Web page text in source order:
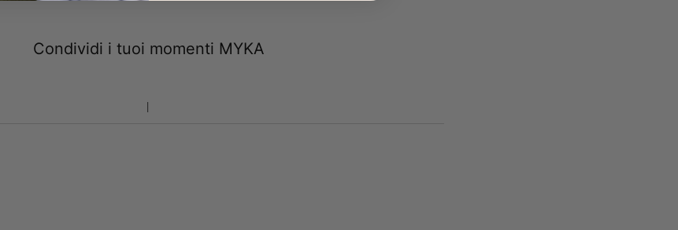
Condividi i tuoi momenti MYKA